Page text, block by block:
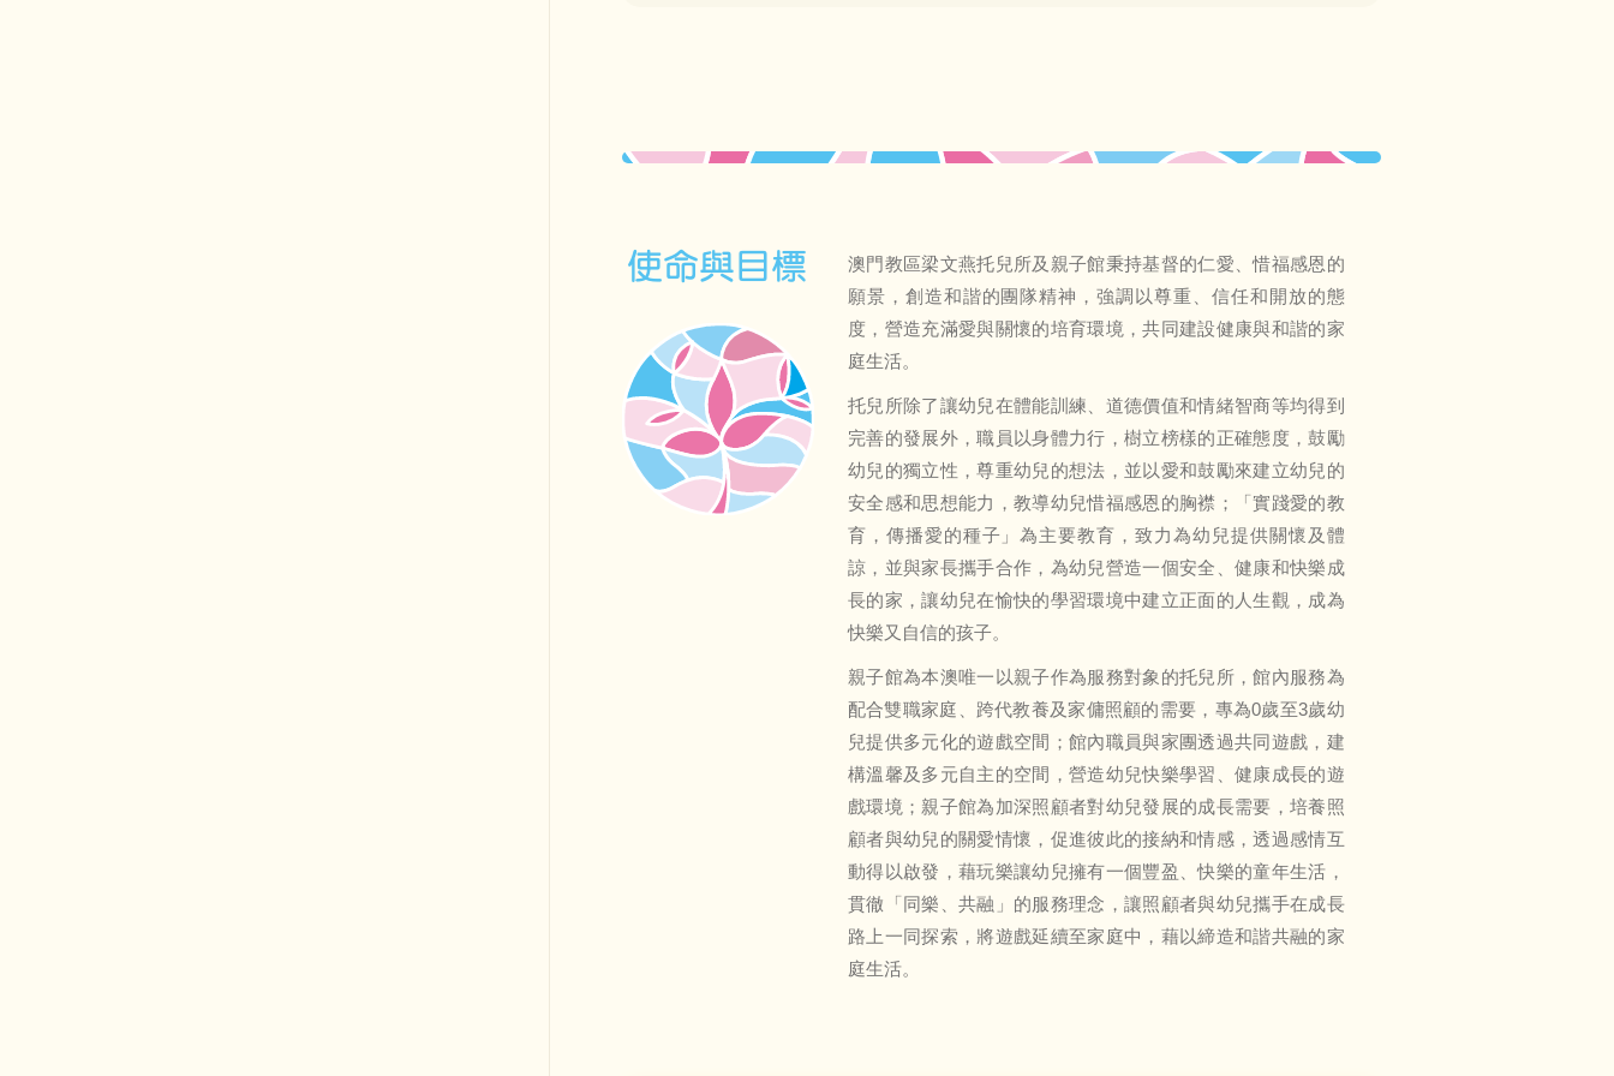
使命與目標
澳門教區梁文燕托兒所及親子館秉持基督的仁愛、惜福感恩的
願景，創造和諧的團隊精神，強調以尊重、信任和開放的態
度，營造充滿愛與關懷的培育環境，共同建設健康與和諧的家
庭生活。
托兒所除了讓幼兒在體能訓練、道德價值和情緒智商等均得到
完善的發展外，職員以身體力行，樹立榜樣的正確態度，鼓勵
幼兒的獨立性，尊重幼兒的想法，並以愛和鼓勵來建立幼兒的
安全感和思想能力，教導幼兒惜福感恩的胸襟；「實踐愛的教
育，傳播愛的種子」為主要教育，致力為幼兒提供關懷及體
諒，並與家長攜手合作，為幼兒營造一個安全、健康和快樂成
長的家，讓幼兒在愉快的學習環境中建立正面的人生觀，成為
快樂又自信的孩子。
親子館為本澳唯一以親子作為服務對象的托兒所，館內服務為
配合雙職家庭、跨代教養及家傭照顧的需要，專為0歲至3歲幼
兒提供多元化的遊戲空間；館內職員與家團透過共同遊戲，建
構溫馨及多元自主的空間，營造幼兒快樂學習、健康成長的遊
戲環境；親子館為加深照顧者對幼兒發展的成長需要，培養照
顧者與幼兒的關愛情懷，促進彼此的接納和情感，透過感情互
動得以啟發，藉玩樂讓幼兒擁有一個豐盈、快樂的童年生活，
貫徹「同樂、共融」的服務理念，讓照顧者與幼兒攜手在成長
路上一同探索，將遊戲延續至家庭中，藉以締造和諧共融的家
庭生活。